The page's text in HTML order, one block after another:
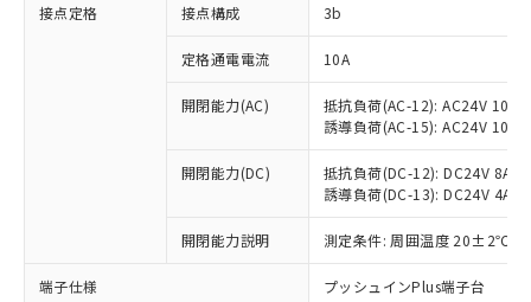
接点定格 接点構成 3b
定格通電電流 10A
開閉能力(AC)
抵抗負荷(AC-12): AC24V 10A/
誘導負荷(AC-15): AC24V
開閉能力(DC)
抵抗負荷(DC-12): DC24V 8A/
誘導負荷(DC-13): DC24V 4A/
開閉能力説明 測定条件: 周囲温度 20±2℃、
端子仕様 プッシュインPlus端子台
ご利用条件
対応済み：EU RoHS指令（10物質）の
非含有に対応した製品が提供可能な商品で
対応予定：EU RoHS指令（10物質）の非含
有に対応した製品に切り替える予定のある
対応予定なし：EU RoHS指令（10物質）の